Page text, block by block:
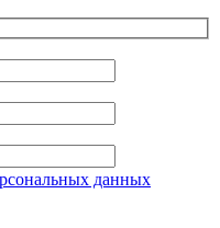
данных